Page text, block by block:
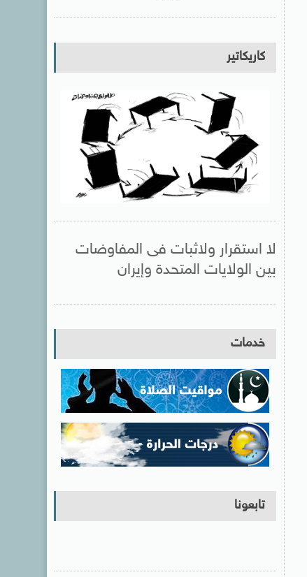
كاريكاتير
لا استقرار ولاثبات فى المفاوضات
بين الولايات المتحدة وإيران
خدمات
تابعونا